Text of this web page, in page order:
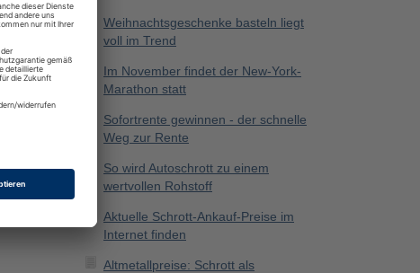
Weihnachtsgeschenke basteln liegt
voll im Trend
Im November findet der New-York-
Marathon statt
Sofortrente gewinnen - der schnelle
Weg zur Rente
So wird Autoschrott zu einem
wertvollen Rohstoff
Aktuelle Schrott-Ankauf-Preise im
Internet finden
Altmetallpreise: Schrott als